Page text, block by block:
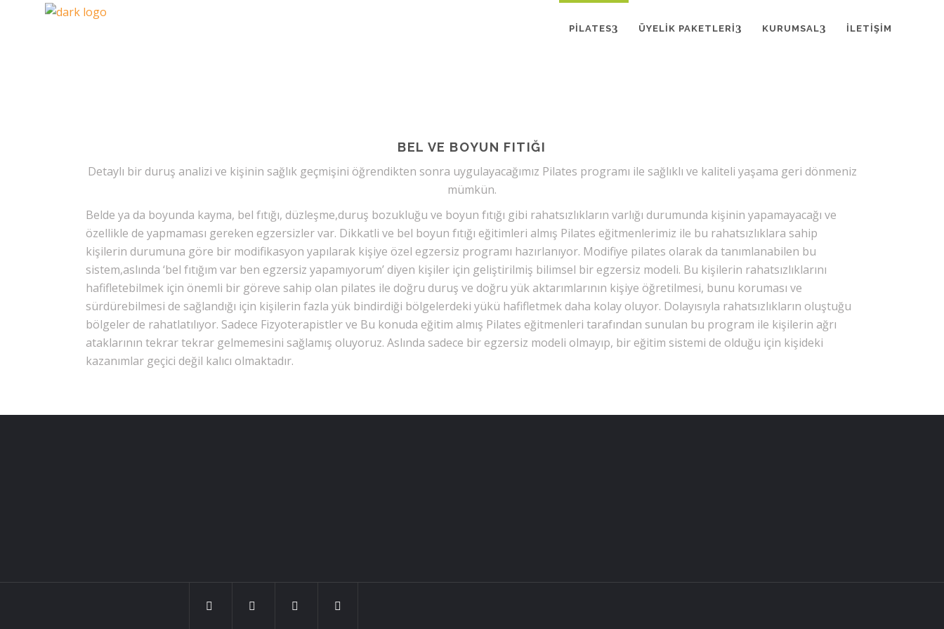
PILATES ÜYELIK PAKETLERI KURUMSAL İLETIŞIM
BEL VE BOYUN FITIĞI
Detaylı bir duruş analizi ve kişinin sağlık geçmişini öğrendikten sonra uygulayacağımız Pilates programı ile sağlıklı ve kaliteli yaşama geri dönmeniz
mümkün.
Belde ya da boyunda kayma, bel fıtığı, düzleşme,duruş bozukluğu ve boyun fıtığı gibi rahatsızlıkların varlığı durumunda kişinin yapamayacağı ve
özellikle de yapmaması gereken egzersizler var. Dikkatli ve bel boyun fıtığı eğitimleri almış Pilates eğitmenlerimiz ile bu rahatsızlıklara sahip
kişilerin durumuna göre bir modifikasyon yapılarak kişiye özel egzersiz programı hazırlanıyor. Modifiye pilates olarak da tanımlanabilen bu
sistem,aslında ‘bel fıtığım var ben egzersiz yapamıyorum’ diyen kişiler için geliştirilmiş bilimsel bir egzersiz modeli. Bu kişilerin rahatsızlıklarını
hafifletebilmek için önemli bir göreve sahip olan pilates ile doğru duruş ve doğru yük aktarımlarının kişiye öğretilmesi, bunu koruması ve
sürdürebilmesi de sağlandığı için kişilerin fazla yük bindirdiği bölgelerdeki yükü hafifletmek daha kolay oluyor. Dolayısıyla rahatsızlıkların oluştuğu
bölgeler de rahatlatılıyor. Sadece Fizyoterapistler ve Bu konuda eğitim almış Pilates eğitmenleri tarafından sunulan bu program ile kişilerin ağrı
ataklarının tekrar tekrar gelmemesini sağlamış oluyoruz. Aslında sadece bir egzersiz modeli olmayıp, bir eğitim sistemi de olduğu için kişideki
kazanımlar geçici değil kalıcı olmaktadır.